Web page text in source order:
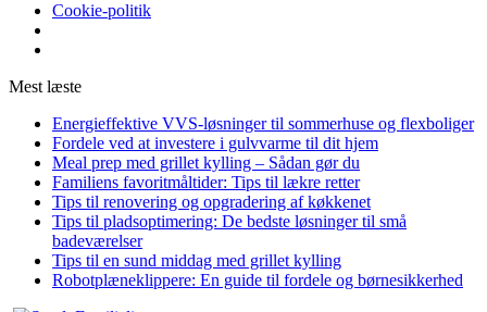
Cookie-politik
Mest læste
Energieffektive VVS-løsninger til sommerhuse og flexboliger
Fordele ved at investere i gulvvarme til dit hjem
Meal prep med grillet kylling – Sådan gør du
Familiens favoritmåltider: Tips til lækre retter
Tips til renovering og opgradering af køkkenet
Tips til pladsoptimering: De bedste løsninger til små
badeværelser
Tips til en sund middag med grillet kylling
Robotplæneklippere: En guide til fordele og børnesikkerhed